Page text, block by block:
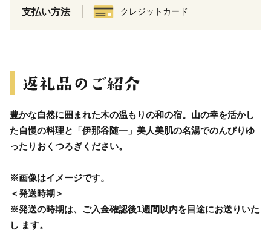
支払い方法 クレジットカード
豊かな自然に囲まれた木の温もりの和の宿。山の幸を活かし
た自慢の料理と「伊那谷随一」美人美肌の名湯でのんびりゆ
ったりおくつろぎください。
※画像はイメージです。
＜発送時期＞
※発送の時期は、ご入金確認後1週間以内を目途にお送りいた
し ます。